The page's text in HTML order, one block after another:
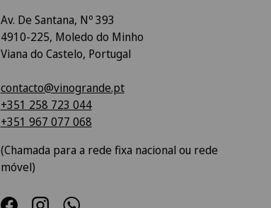
Av. De Santana, Nº 393
4910-225, Moledo do Minho
Viana do Castelo, Portugal
contacto@vinogrande.pt
+351 258 723 044
+351 967 077 068
(Chamada para a rede fixa nacional ou rede
móvel)